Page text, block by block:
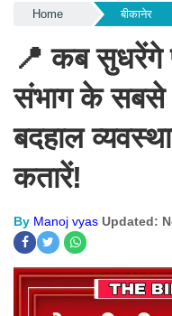
Home बीकानेर
📍 कब सुधरेंगे
संभाग के सबसे
बदहाल
कतारें!
By Manoj vyas Updated: